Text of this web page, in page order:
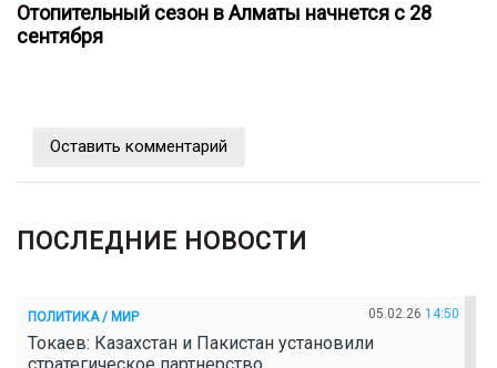
Отопительный сезон в Алматы начнется с 28
сентября
Оставить комментарий
ПОСЛЕДНИЕ НОВОСТИ
ПОЛИТИКА / МИР 05.02.26 14:50
Токаев: Казахстан и Пакистан установили